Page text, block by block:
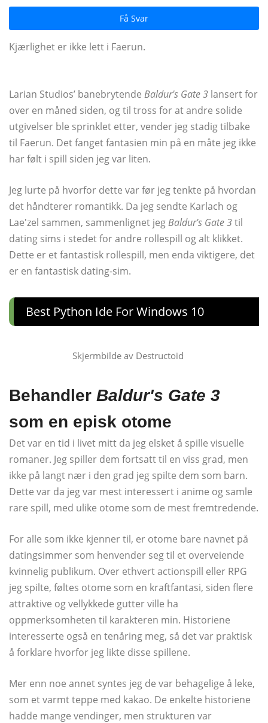
Få Svar
Kjærlighet er ikke lett i Faerun.
Larian Studios’ banebrytende Baldur's Gate 3 lansert for
over en måned siden, og til tross for at andre solide
utgivelser ble sprinklet etter, vender jeg stadig tilbake
til Faerun. Det fanget fantasien min på en måte jeg ikke
har følt i spill siden jeg var liten.
Jeg lurte på hvorfor dette var før jeg tenkte på hvordan
det håndterer romantikk. Da jeg sendte Karlach og
Lae'zel sammen, sammenlignet jegBaldur's Gate 3til
dating sims i stedet for andre rollespill og alt klikket.
Dette er et fantastisk rollespill, men enda viktigere, det
er en fantastisk dating-sim.
Best Python Ide For Windows 10
Skjermbilde av Destructoid
Behandler Baldur's Gate 3
som en episk otome
Det var en tid i livet mitt da jeg elsket å spille visuelle
romaner. Jeg spiller dem fortsatt til en viss grad, men
ikke på langt nær i den grad jeg spilte dem som barn.
Dette var da jeg var mest interessert i anime og samle
rare spill, med ulike otome som de mest fremtredende.
For alle som ikke kjenner til, er otome bare navnet på
datingsimmer som henvender seg til et overveiende
kvinnelig publikum. Over ethvert actionspill eller RPG
jeg spilte, føltes otome som en kraftfantasi, siden flere
attraktive og vellykkede gutter ville ha
oppmerksomheten til karakteren min. Historiene
interesserte også en tenåring meg, så det var praktisk
å forklare hvorfor jeg likte disse spillene.
Mer enn noe annet syntes jeg de var behagelige å leke,
som et varmt teppe med kakao. De enkelte historiene
hadde mange vendinger, men strukturen var